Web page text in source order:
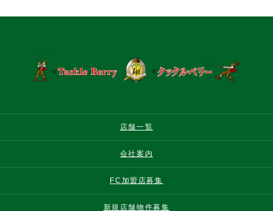
店舗一覧
会社案内
FC加盟店募集
新規店舗物件募集